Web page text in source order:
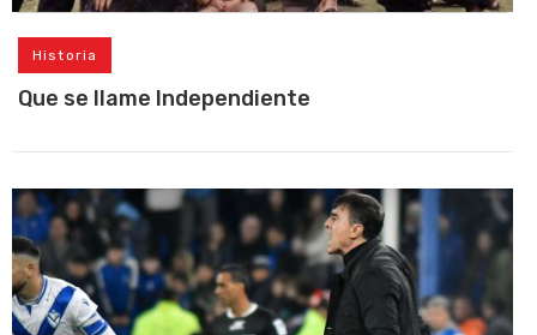
Historia
Que se llame Independiente